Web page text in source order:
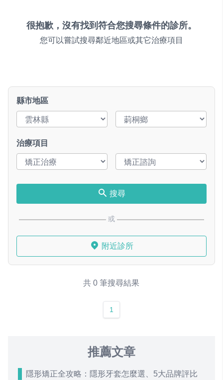
很抱歉，沒有找到符合您搜尋條件的診所。
您可以嘗試搜尋鄰近地區或其它治療項目
縣市地區
治療項目
搜尋
或
附近診所
共 0 筆搜尋結果
1
推薦文章
隱形矯正全攻略：隱形牙套怎麼選、5大品牌評比